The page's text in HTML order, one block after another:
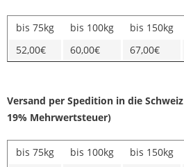
bis 75kg bis 100kg bis 150kg
52,00€
60,00€ 67,00€
Versand per Spedition in die Schweiz
19% Mehrwertsteuer)
bis 75kg bis 100kg bis 150kg